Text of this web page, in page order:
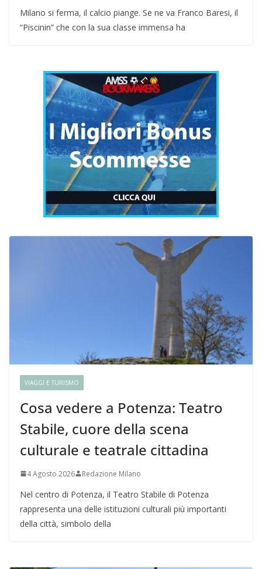
Milano si ferma, il calcio piange. Se ne va Franco Baresi, il
“Piscinin” che con la sua classe immensa ha
VIAGGI E TURISMO
Cosa vedere a Potenza: Teatro
Stabile, cuore della scena
culturale e teatrale cittadina
4 Agosto 2026 Redazione Milano
Nel centro di Potenza, il Teatro Stabile di Potenza
rappresenta una delle istituzioni culturali più importanti
della città, simbolo della